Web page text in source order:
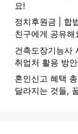
요!
정치후원금 | 합
친구에게 공유해
건축도장기능사
취업처 활용 방
혼인신고 혜택
달라지는 것들,